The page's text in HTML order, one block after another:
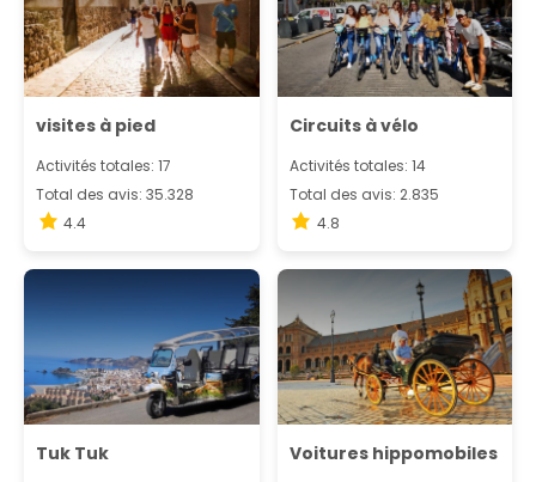
visites à pied
Activités totales: 17
Total des avis: 35.328
4.4
Circuits à vélo
Activités totales: 14
Total des avis: 2.835
4.8
Tuk Tuk Voitures hippomobiles